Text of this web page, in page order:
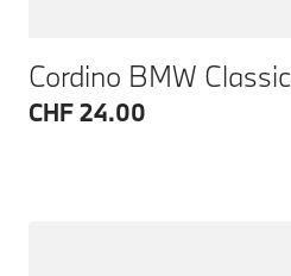
Cordino BMW Classic
CHF 24.00